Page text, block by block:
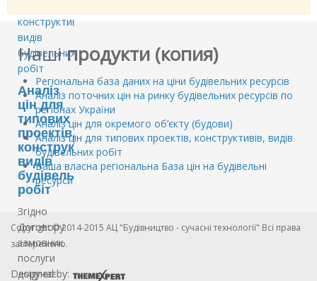
Аналіз
цін для
типових
проектів,
конструктивів,
видів
будівельних
робіт
Згідно
Договору
замовник
послуги
доручає
Нашіпродукти (копия)
Регіональна база даних на ціни будівельних ресурсів
Аналіз поточних цін на ринку будівельних ресурсів по
регіонах України
Аналіз цін для окремого об’єкту (будови)
Аналіз цін для типових проектів, конструктивів, видів
будівельних робіт
Ваша власна регіональна База цін на будівельні
ресурси
Copyright © 2014-2015 АЦ "Будівництво - сучасні технології" Всі права
застережено.
Designed by: